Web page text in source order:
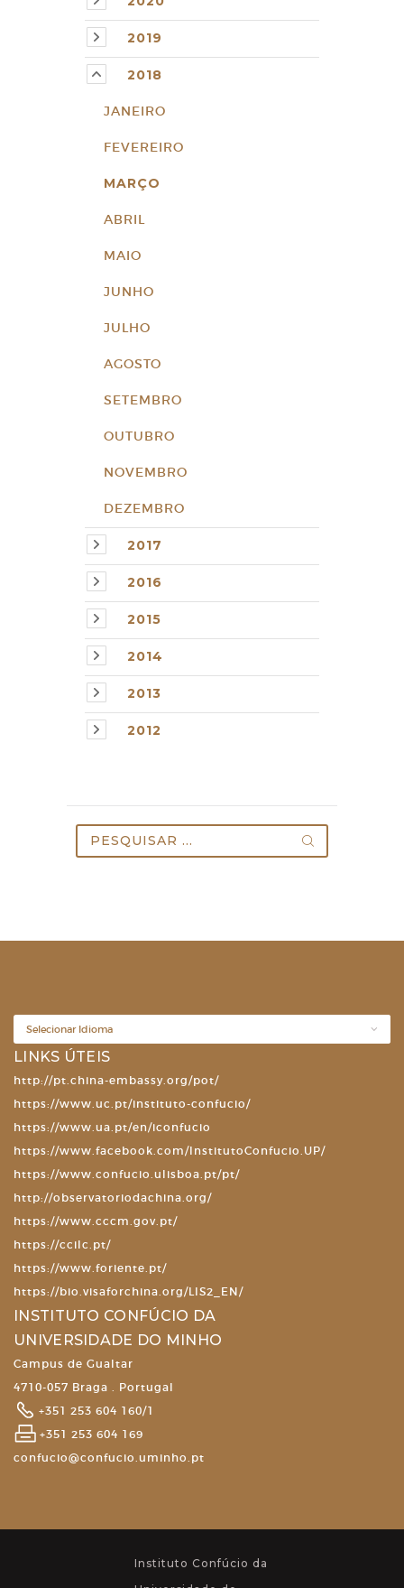
2019
2018
JANEIRO
FEVEREIRO
MARÇO
ABRIL
MAIO
JUNHO
JULHO
AGOSTO
SETEMBRO
OUTUBRO
NOVEMBRO
DEZEMBRO
2017
2016
2015
2014
2013
2012
Pesquisar
por:
LINKS ÚTEIS
http://pt.china-embassy.org/pot/
https://www.uc.pt/instituto-confucio/
https://www.ua.pt/en/iconfucio
https://www.facebook.com/InstitutoConfucio.UP/
https://www.confucio.ulisboa.pt/pt/
http://observatoriodachina.org/
https://www.cccm.gov.pt/
https://ccilc.pt/
https://www.foriente.pt/
https://bio.visaforchina.org/LIS2_EN/
INSTITUTO CONFÚCIO DA
UNIVERSIDADE DO MINHO
Campus de Gualtar
4710-057 Braga . Portugal
+351 253 604 160/1
+351 253 604 169
confucio@confucio.uminho.pt
Instituto Confúcio da